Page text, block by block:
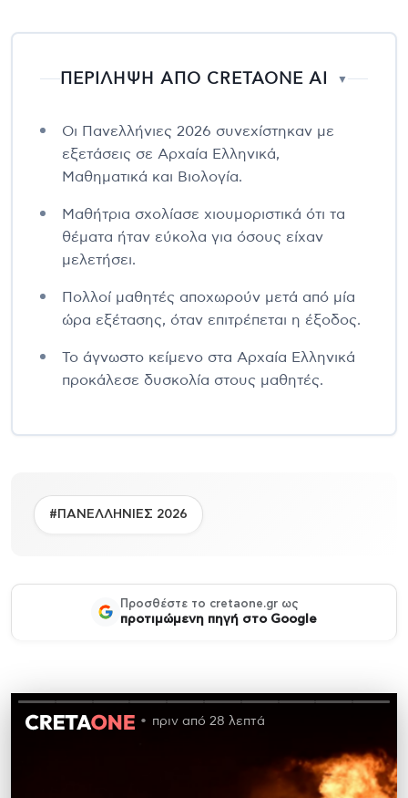
ΠΕΡΙΛΗΨΗ ΑΠΟ CRETAONE AI ▼
Οι Πανελλήνιες 2026 συνεχίστηκαν με
εξετάσεις σε Αρχαία Ελληνικά,
Μαθηματικά και Βιολογία.
Μαθήτρια σχολίασε χιουμοριστικά ότι τα
θέματα ήταν εύκολα για όσους είχαν
μελετήσει.
Πολλοί μαθητές αποχωρούν μετά από μία
ώρα εξέτασης, όταν επιτρέπεται η έξοδος.
Το άγνωστο κείμενο στα Αρχαία Ελληνικά
προκάλεσε δυσκολία στους μαθητές.
#ΠΑΝΕΛΛΗΝΙΕΣ 2026
Προσθέστε το cretaone.gr ως
προτιμώμενη πηγή στο Google
πριν από 28 λεπτά